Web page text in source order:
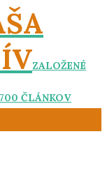
ZALOŽENÉ
ČLÁNKOV